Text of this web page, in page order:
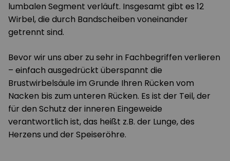
lumbalen Segment verläuft. Insgesamt gibt es 12
Wirbel, die durch Bandscheiben voneinander
getrennt sind.
Bevor wir uns aber zu sehr in Fachbegriffen verlieren
– einfach ausgedrückt überspannt die
Brustwirbelsäule im Grunde Ihren Rücken vom
Nacken bis zum unteren Rücken. Es ist der Teil, der
für den Schutz der inneren Eingeweide
verantwortlich ist, das heißt z.B. der Lunge, des
Herzens und der Speiseröhre.